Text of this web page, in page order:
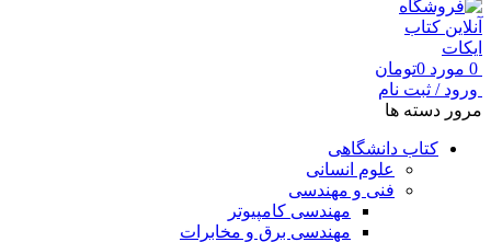
0 مورد 0تومان
ورود / ثبت نام
مرور دسته ها
کتاب دانشگاهی
علوم انسانی
فنی و مهندسی
مهندسی کامپیوتر
مهندسی برق و مخابرات